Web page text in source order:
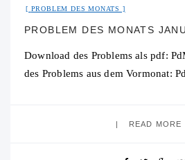
PROBLEM DES MONATS
PROBLEM DES MONATS
Download des Problems als pdf:
des Problems aus dem Vormonat:
READ MORE